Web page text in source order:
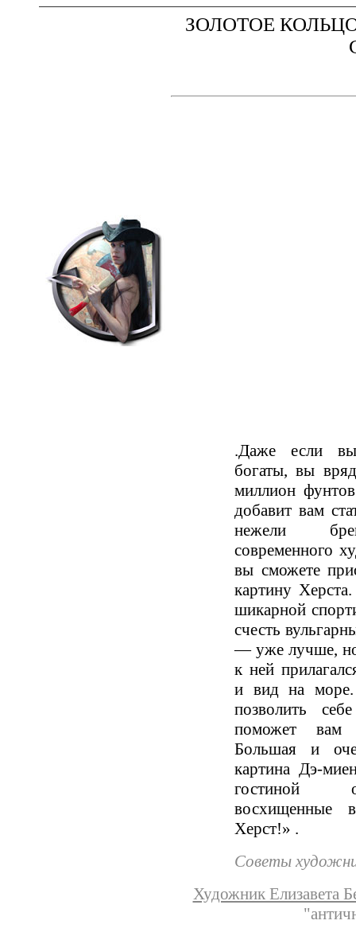
ЗОЛОТОЕ
.Даже если
богаты, вы
миллион
добавит вам
нежели
современного
вы сможете
картину
шикарной
счесть
— уже лучше,
к ней
и вид на
позволить
поможет вам
Большая и
картина Дэ-
гостиной
восхищенные
Херст!» .
Советы
Художник Елизавета